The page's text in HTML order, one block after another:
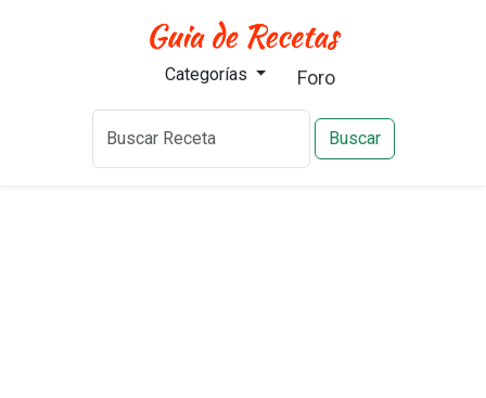
Categorías Foro
Buscar